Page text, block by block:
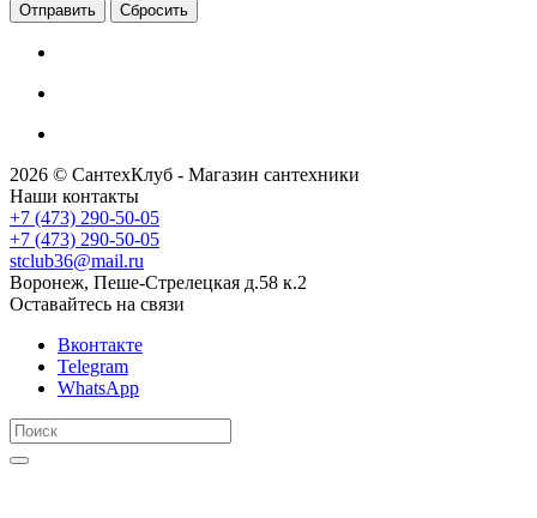
Сбросить
2026 © СантехКлуб - Магазин сантехники
Наши контакты
+7 (473) 290-50-05
+7 (473) 290-50-05
stclub36@mail.ru
Воронеж, Пеше-Стрелецкая д.58 к.2
Оставайтесь на связи
Вконтакте
Telegram
WhatsApp